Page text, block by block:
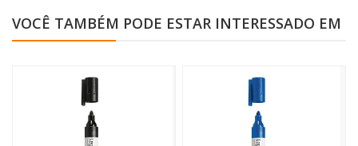
VOCÊ TAMBÉM PODE ESTAR INTERESSADO EM